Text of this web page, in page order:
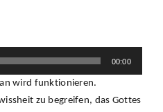
00:00
wird funktionieren.
zu begreifen, das Gottes